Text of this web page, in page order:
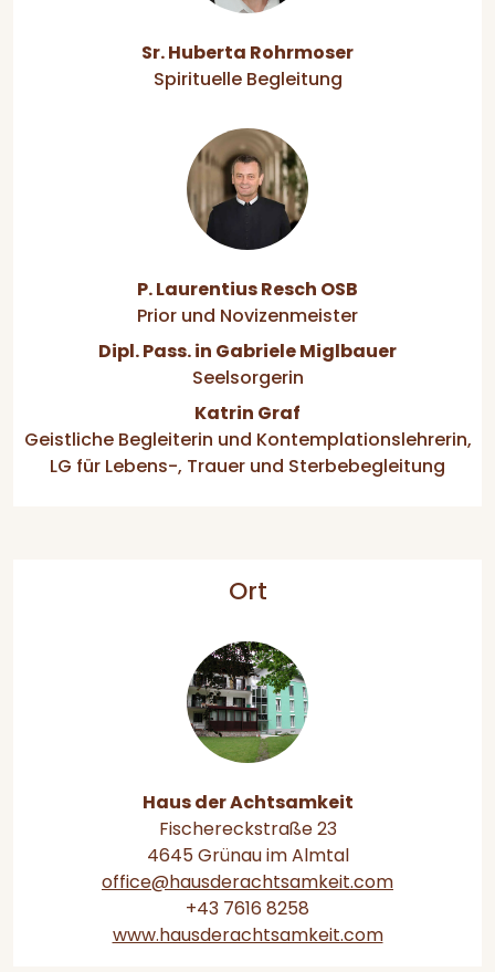
Sr. Huberta Rohrmoser
Spirituelle Begleitung
P. Laurentius Resch OSB
Prior und Novizenmeister
Dipl. Pass. in Gabriele Miglbauer
Seelsorgerin
Katrin Graf
Geistliche Begleiterin und Kontemplationslehrerin,
LG für Lebens-, Trauer und Sterbebegleitung
Ort
Haus der Achtsamkeit
Fischereckstraße 23
4645 Grünau im Almtal
office@hausderachtsamkeit.com
+43 7616 8258
www.hausderachtsamkeit.com